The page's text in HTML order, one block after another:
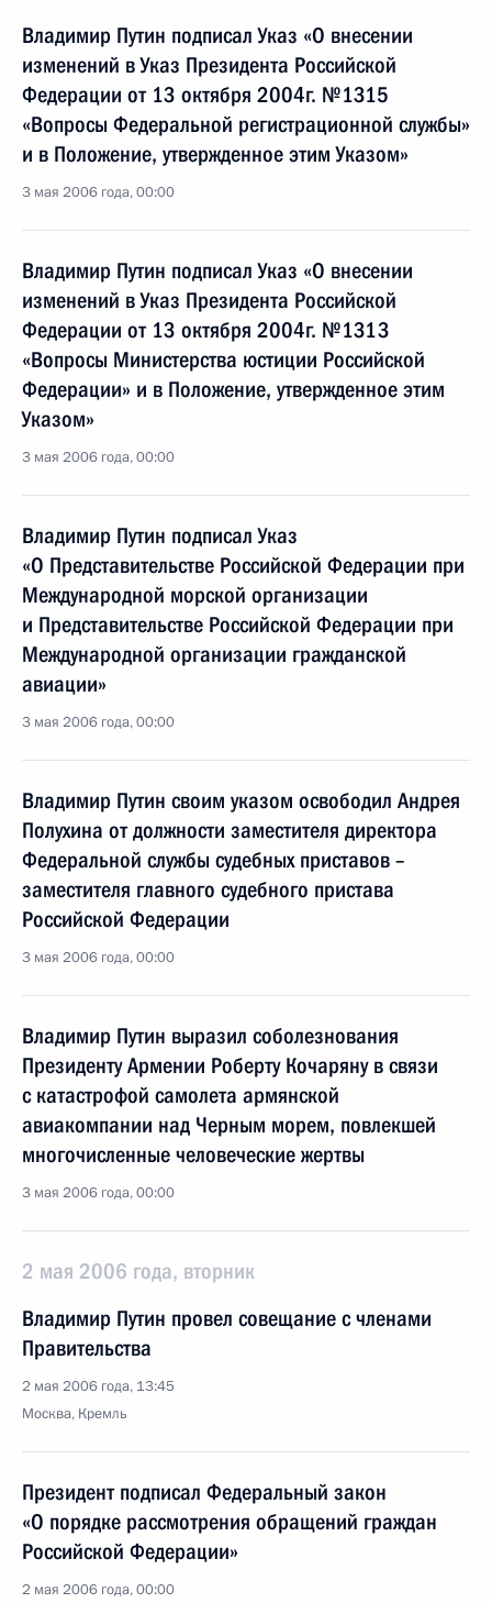
Владимир Путин подписал Указ «О внесении
изменений в Указ Президента Российской
Федерации от 13 октября 2004г. №1315
«Вопросы Федеральной регистрационной службы»
и в Положение, утвержденное этим Указом»
3 мая 2006 года, 00:00
Владимир Путин подписал Указ «О внесении
изменений в Указ Президента Российской
Федерации от 13 октября 2004г. №1313
«Вопросы Министерства юстиции Российской
Федерации» и в Положение, утвержденное этим
Указом»
3 мая 2006 года, 00:00
Владимир Путин подписал Указ
«О Представительстве Российской Федерации при
Международной морской организации
и Представительстве Российской Федерации при
Международной организации гражданской
авиации»
3 мая 2006 года, 00:00
Владимир Путин своим указом освободил Андрея
Полухина от должности заместителя директора
Федеральной службы судебных приставов –
заместителя главного судебного пристава
Российской Федерации
3 мая 2006 года, 00:00
Владимир Путин выразил соболезнования
Президенту Армении Роберту Кочаряну в связи
с катастрофой самолета армянской
авиакомпании над Черным морем, повлекшей
многочисленные человеческие жертвы
3 мая 2006 года, 00:00
2 мая 2006 года, вторник
Владимир Путин провел совещание с членами
Правительства
2 мая 2006 года, 13:45
Москва, Кремль
Президент подписал Федеральный закон
«О порядке рассмотрения обращений граждан
Российской Федерации»
2 мая 2006 года, 00:00